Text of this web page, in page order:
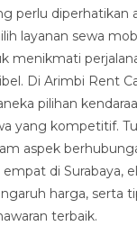
perlu diperhatikan
layanan sewa
menikmati
Di Arimbi Rent
pilihan
yang kompetitif.
aspek
empat di Surabaya,
harga, serta
terbaik.